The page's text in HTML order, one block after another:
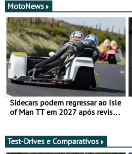
MotoNews
Sidecars podem regressar ao Isle
of Man TT em 2027 após revisão
Test-Drives e Comparativos